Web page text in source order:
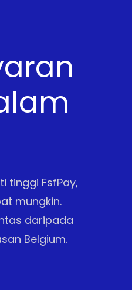
tinggi FsfPay,
mungkin.
daripada
Belgium.